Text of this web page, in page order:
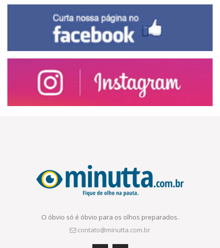
O óbvio só é óbvio para os olhos preparados.
contato@minutta.com.br